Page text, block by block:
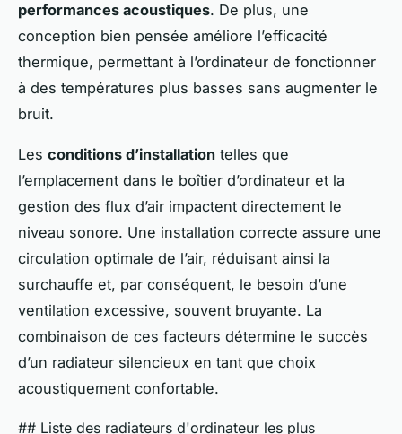
performances acoustiques. De plus, une
conception bien pensée améliore l’efficacité
thermique, permettant à l’ordinateur de fonctionner
à des températures plus basses sans augmenter le
bruit.
Les conditions d’installation telles que
l’emplacement dans le boîtier d’ordinateur et la
gestion des flux d’air impactent directement le
niveau sonore. Une installation correcte assure une
circulation optimale de l’air, réduisant ainsi la
surchauffe et, par conséquent, le besoin d’une
ventilation excessive, souvent bruyante. La
combinaison de ces facteurs détermine le succès
d’un radiateur silencieux en tant que choix
acoustiquement confortable.
## Liste des radiateurs d'ordinateur les plus